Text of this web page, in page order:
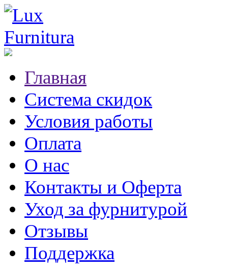
Главная
Система скидок
Условия работы
Оплата
О нас
Контакты и Оферта
Уход за фурнитурой
Отзывы
Поддержка